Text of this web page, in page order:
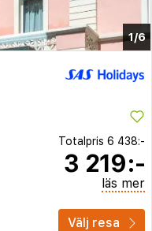
1/6
Totalpris 6 438:-
3 219:-
läs mer
Välj resa